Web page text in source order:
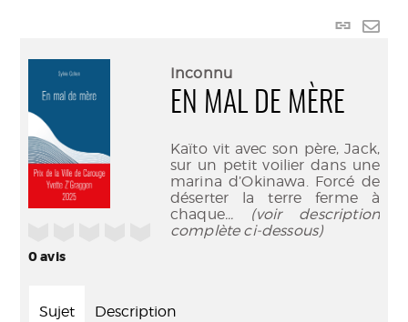
Lien
0avis
Inconnu
EN MAL DE MÈRE
Kaïto vit avec son père, Jack,
sur un petit voilier dans une
marina d’Okinawa. Forcé de
déserter la terre ferme à
chaque... (voir description
complète ci-dessous)
Sujet Description